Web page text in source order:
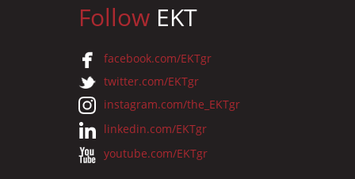
Follow EKT
facebook.com/EKTgr
twitter.com/EKTgr
instagram.com/the_EKTgr
linkedin.com/EKTgr
youtube.com/EKTgr